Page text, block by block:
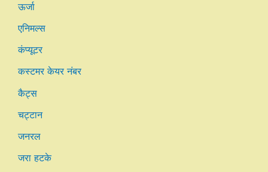
ऊर्जा
एनिमल्स
कंप्यूटर
कस्टमर केयर नंबर
कैट्स
चट्टान
जनरल
जरा हटके